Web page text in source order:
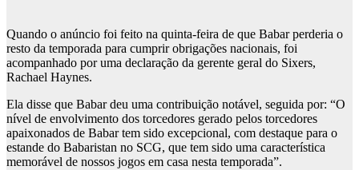
Quando o anúncio foi feito na quinta-feira de que Babar perderia o
resto da temporada para cumprir obrigações nacionais, foi
acompanhado por uma declaração da gerente geral do Sixers,
Rachael Haynes.
Ela disse que Babar deu uma contribuição notável, seguida por: “O
nível de envolvimento dos torcedores gerado pelos torcedores
apaixonados de Babar tem sido excepcional, com destaque para o
estande do Babaristan no SCG, que tem sido uma característica
memorável de nossos jogos em casa nesta temporada”.